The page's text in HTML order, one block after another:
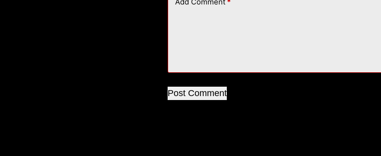
Post Comment